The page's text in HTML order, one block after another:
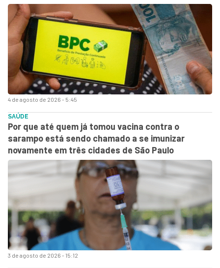
4 de agosto de 2026 - 5:45
3 de agosto de 2026 - 15:12
SAÚDE
Por que até quem já tomou vacina contra o
sarampo está sendo chamado a se imunizar
novamente em três cidades de São Paulo